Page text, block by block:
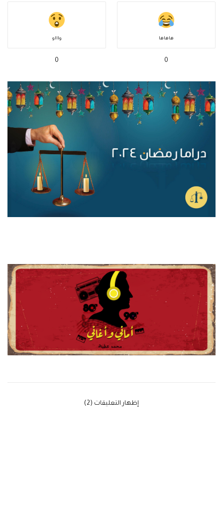
هاهاها
0
واااو
0
‫إظهار التعليقات (2)